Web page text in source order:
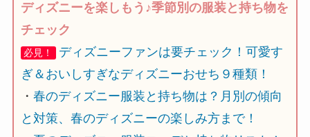
ディズニーを楽しもう♪季節別の服装と持ち物を
チェック
必見！
ディズニーファンは要チェック！可愛す
ぎ＆おいしすぎなディズニーおせち９種類！
・ 春のディズニー服装と持ち物は？月別の傾向
と対策、春のディズニーの楽しみ方まで！